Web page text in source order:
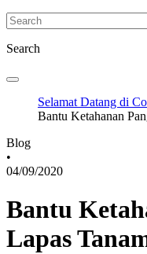
Search
Selamat Datang di
Bantu Ketahanan
Blog
•
04/09/2020
Bantu
Lapas